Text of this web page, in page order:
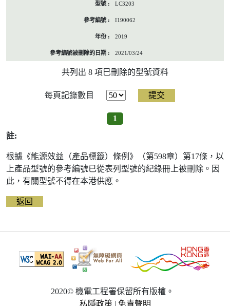
LC3203
I190062
2019
2021/03/24
共列出 8 項巳刪除的型號資料
每頁記錄數目
1
註:
根據《能源效益（產品標籤）條例》（第598章）第17條，以
上產品型號的參考編號已從表列型號的紀錄冊上被刪除。因
此，有關型號不得在本港供應。
返回
2020© 機電工程署保留所有版權。
私隱政策 | 免責聲明